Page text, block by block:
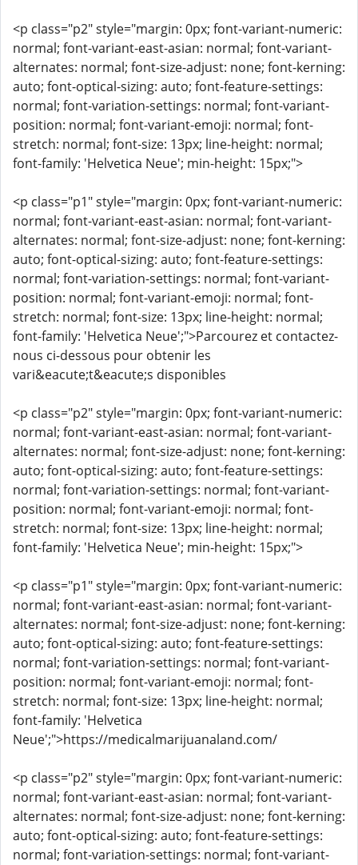
<p class="p2" style="margin: 0px; font-variant-numeric:
normal; font-variant-east-asian: normal; font-variant-
alternates: normal; font-size-adjust: none; font-kerning:
auto; font-optical-sizing: auto; font-feature-settings:
normal; font-variation-settings: normal; font-variant-
position: normal; font-variant-emoji: normal; font-
stretch: normal; font-size: 13px; line-height: normal;
font-family: 'Helvetica Neue'; min-height: 15px;">
<p class="p1" style="margin: 0px; font-variant-numeric:
normal; font-variant-east-asian: normal; font-variant-
alternates: normal; font-size-adjust: none; font-kerning:
auto; font-optical-sizing: auto; font-feature-settings:
normal; font-variation-settings: normal; font-variant-
position: normal; font-variant-emoji: normal; font-
stretch: normal; font-size: 13px; line-height: normal;
font-family: 'Helvetica Neue';">Parcourez et contactez-
nous ci-dessous pour obtenir les
vari&eacute;t&eacute;s disponibles
<p class="p2" style="margin: 0px; font-variant-numeric:
normal; font-variant-east-asian: normal; font-variant-
alternates: normal; font-size-adjust: none; font-kerning:
auto; font-optical-sizing: auto; font-feature-settings:
normal; font-variation-settings: normal; font-variant-
position: normal; font-variant-emoji: normal; font-
stretch: normal; font-size: 13px; line-height: normal;
font-family: 'Helvetica Neue'; min-height: 15px;">
<p class="p1" style="margin: 0px; font-variant-numeric:
normal; font-variant-east-asian: normal; font-variant-
alternates: normal; font-size-adjust: none; font-kerning:
auto; font-optical-sizing: auto; font-feature-settings:
normal; font-variation-settings: normal; font-variant-
position: normal; font-variant-emoji: normal; font-
stretch: normal; font-size: 13px; line-height: normal;
font-family: 'Helvetica
Neue';">https://medicalmarijuanaland.com/
<p class="p2" style="margin: 0px; font-variant-numeric:
normal; font-variant-east-asian: normal; font-variant-
alternates: normal; font-size-adjust: none; font-kerning:
auto; font-optical-sizing: auto; font-feature-settings:
normal; font-variation-settings: normal; font-variant-